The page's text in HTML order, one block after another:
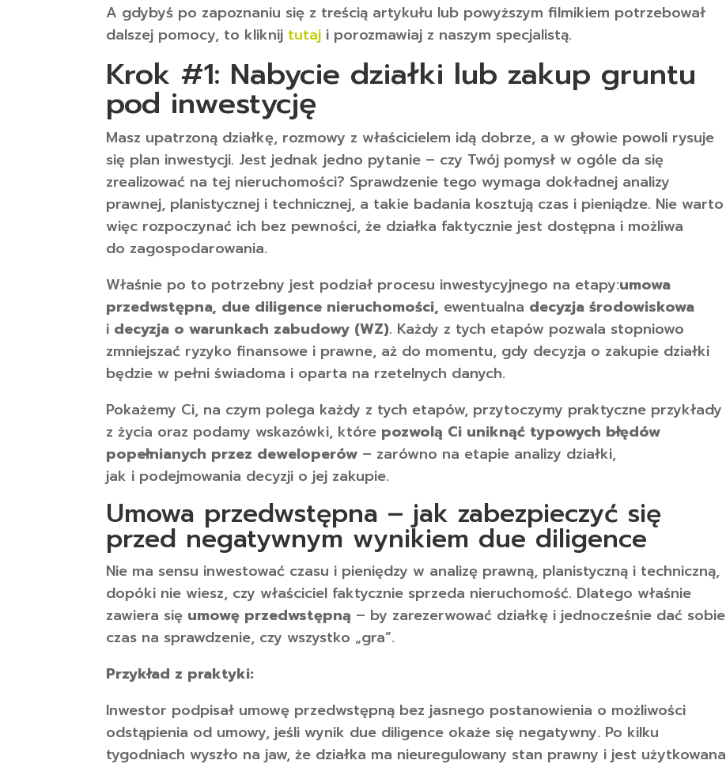
A gdybyś po zapoznaniu się z treścią artykułu lub powyższym filmikiem potrzebował
dalszej pomocy, to kliknij tutaj i porozmawiaj z naszym specjalistą.
Krok #1: Nabycie działki lub zakup gruntu
pod inwestycję
Masz upatrzoną działkę, rozmowy z właścicielem idą dobrze, a w głowie powoli rysuje
się plan inwestycji. Jest jednak jedno pytanie – czy Twój pomysł w ogóle da się
zrealizować na tej nieruchomości? Sprawdzenie tego wymaga dokładnej analizy
prawnej, planistycznej i technicznej, a takie badania kosztują czas i pieniądze. Nie warto
więc rozpoczynać ich bez pewności, że działka faktycznie jest dostępna i możliwa
do zagospodarowania.
Właśnie po to potrzebny jest podział procesu inwestycyjnego na etapy:umowa
przedwstępna, due diligence nieruchomości, ewentualna decyzja środowiskowa
i decyzja o warunkach zabudowy (WZ). Każdy z tych etapów pozwala stopniowo
zmniejszać ryzyko finansowe i prawne, aż do momentu, gdy decyzja o zakupie działki
będzie w pełni świadoma i oparta na rzetelnych danych.
Pokażemy Ci, na czym polega każdy z tych etapów, przytoczymy praktyczne przykłady
z życia oraz podamy wskazówki, które pozwolą Ci uniknąć typowych błędów
popełnianych przez deweloperów – zarówno na etapie analizy działki,
jak i podejmowania decyzji o jej zakupie.
Umowa przedwstępna – jak zabezpieczyć się
przed negatywnym wynikiem due diligence
Nie ma sensu inwestować czasu i pieniędzy w analizę prawną, planistyczną i techniczną,
dopóki nie wiesz, czy właściciel faktycznie sprzeda nieruchomość. Dlatego właśnie
zawiera się umowę przedwstępną – by zarezerwować działkę i jednocześnie dać sobie
czas na sprawdzenie, czy wszystko „gra”.
Przykład z praktyki:
Inwestor podpisał umowę przedwstępną bez jasnego postanowienia o możliwości
odstąpienia od umowy, jeśli wynik due diligence okaże się negatywny. Po kilku
tygodniach wyszło na jaw, że działka ma nieuregulowany stan prawny i jest użytkowana